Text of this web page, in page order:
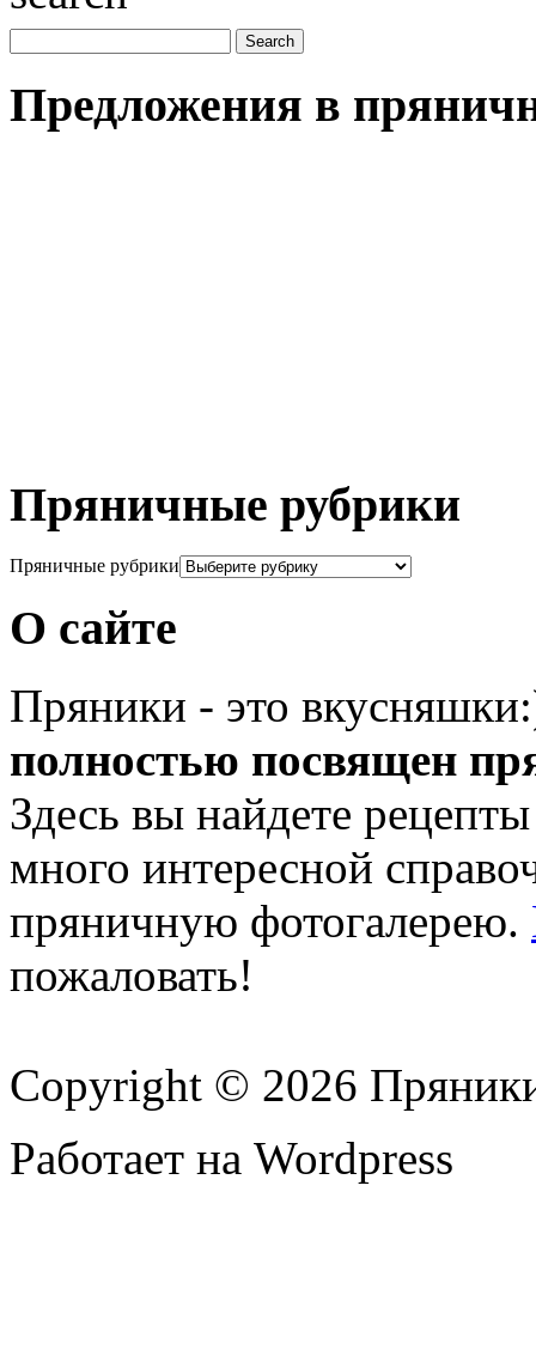
Предложения в
Пряничные рубрики
Пряничные рубрики
О сайте
Пряники - это
полностью посвящен
Здесь вы найдете
много интересной
пряничную фотогалерею.
пожаловать!
Copyright © 2026
Работает на Wordpress